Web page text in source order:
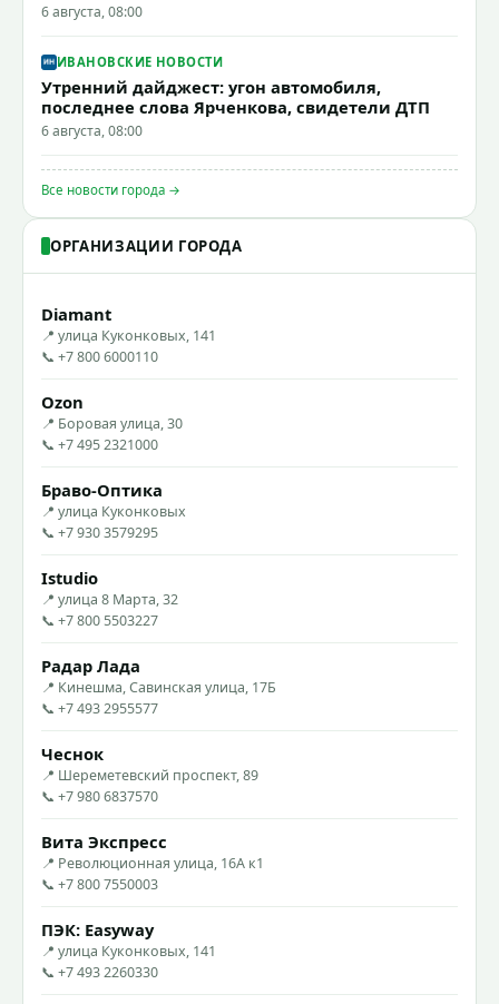
6 августа, 08:00
ИВАНОВСКИЕ НОВОСТИ
Утренний дайджест: угон автомобиля,
последнее слова Ярченкова, свидетели ДТП
6 августа, 08:00
Все новости города →
ОРГАНИЗАЦИИ ГОРОДА
Diamant
📍 улица Куконковых, 141
📞 +7 800 6000110
Ozon
📍 Боровая улица, 30
📞 +7 495 2321000
Браво-Оптика
📍 улица Куконковых
📞 +7 930 3579295
Istudio
📍 улица 8 Марта, 32
📞 +7 800 5503227
Радар Лада
📍 Кинешма, Савинская улица, 17Б
📞 +7 493 2955577
Чеснок
📍 Шереметевский проспект, 89
📞 +7 980 6837570
Вита Экспресс
📍 Революционная улица, 16А к1
📞 +7 800 7550003
ПЭК: Easyway
📍 улица Куконковых, 141
📞 +7 493 2260330